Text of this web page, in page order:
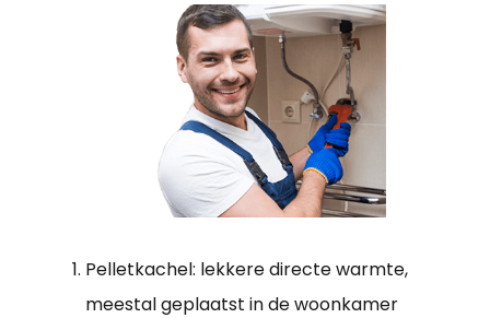
Pelletkachel: lekkere directe warmte,
meestal geplaatst in de woonkamer